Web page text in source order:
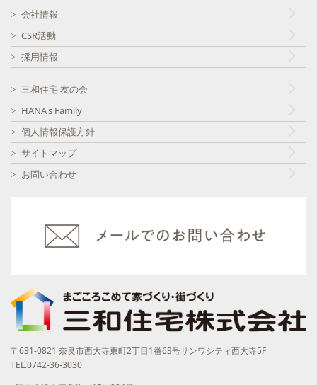
会社情報
CSR活動
採用情報
三和住宅 友の会
HANA's Family
個人情報保護方針
サイトマップ
お問い合わせ
〒631-0821 奈良市西大寺東町2丁目1番63号サンワシティ西大寺5F
TEL.0742-36-3030